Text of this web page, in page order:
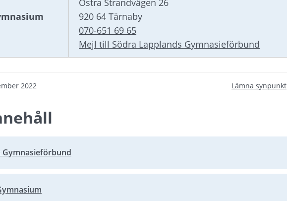
920 64 Tärnaby
070-651 69 65
Mejl till Södra Lapplands Gymnasieförbund
2022 Lämna synpunkt
Gymnasieförbund